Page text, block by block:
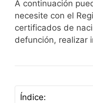
A continuación
necesite con el
certificados de
defunción, realizar
Índice: